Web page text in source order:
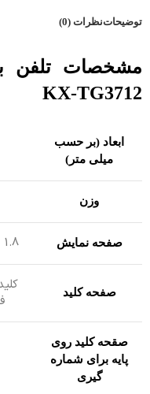
توضیحاتنظرات (0)
مشخصات تلفن
KX-TG3712
ابعاد (بر حسب
میلی متر)
وزن
صفحه نمایش 1.8 اینچی با نور پس زمینه
صفحه کلید
صقحه کلید روی
پایه برای شماره
گیری